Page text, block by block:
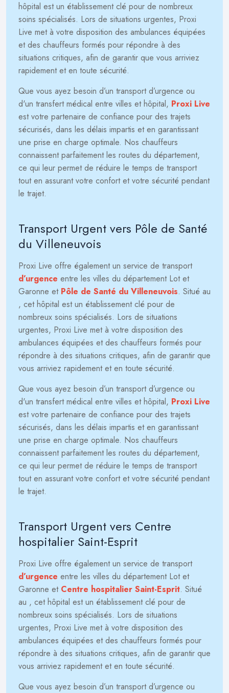
hôpital est un établissement clé pour de nombreux
soins spécialisés. Lors de situations urgentes, Proxi
Live met à votre disposition des ambulances équipées
et des chauffeurs formés pour répondre à des
situations critiques, afin de garantir que vous arriviez
rapidement et en toute sécurité.
Que vous ayez besoin d’un transport d’urgence ou
d'un transfert médical entre villes et hôpital, Proxi Live
est votre partenaire de confiance pour des trajets
sécurisés, dans les délais impartis et en garantissant
une prise en charge optimale. Nos chauffeurs
connaissent parfaitement les routes du département,
ce qui leur permet de réduire le temps de transport
tout en assurant votre confort et votre sécurité pendant
le trajet.
Transport Urgent vers Pôle de Santé
du Villeneuvois
Proxi Live offre également un service de transport
d’urgence entre les villes du département Lot et
Garonne et Pôle de Santé du Villeneuvois. Situé au
, cet hôpital est un établissement clé pour de
nombreux soins spécialisés. Lors de situations
urgentes, Proxi Live met à votre disposition des
ambulances équipées et des chauffeurs formés pour
répondre à des situations critiques, afin de garantir que
vous arriviez rapidement et en toute sécurité.
Que vous ayez besoin d’un transport d’urgence ou
d'un transfert médical entre villes et hôpital, Proxi Live
est votre partenaire de confiance pour des trajets
sécurisés, dans les délais impartis et en garantissant
une prise en charge optimale. Nos chauffeurs
connaissent parfaitement les routes du département,
ce qui leur permet de réduire le temps de transport
tout en assurant votre confort et votre sécurité pendant
le trajet.
Transport Urgent vers Centre
hospitalier Saint-Esprit
Proxi Live offre également un service de transport
d’urgence entre les villes du département Lot et
Garonne et Centre hospitalier Saint-Esprit. Situé
au , cet hôpital est un établissement clé pour de
nombreux soins spécialisés. Lors de situations
urgentes, Proxi Live met à votre disposition des
ambulances équipées et des chauffeurs formés pour
répondre à des situations critiques, afin de garantir que
vous arriviez rapidement et en toute sécurité.
Que vous ayez besoin d’un transport d’urgence ou